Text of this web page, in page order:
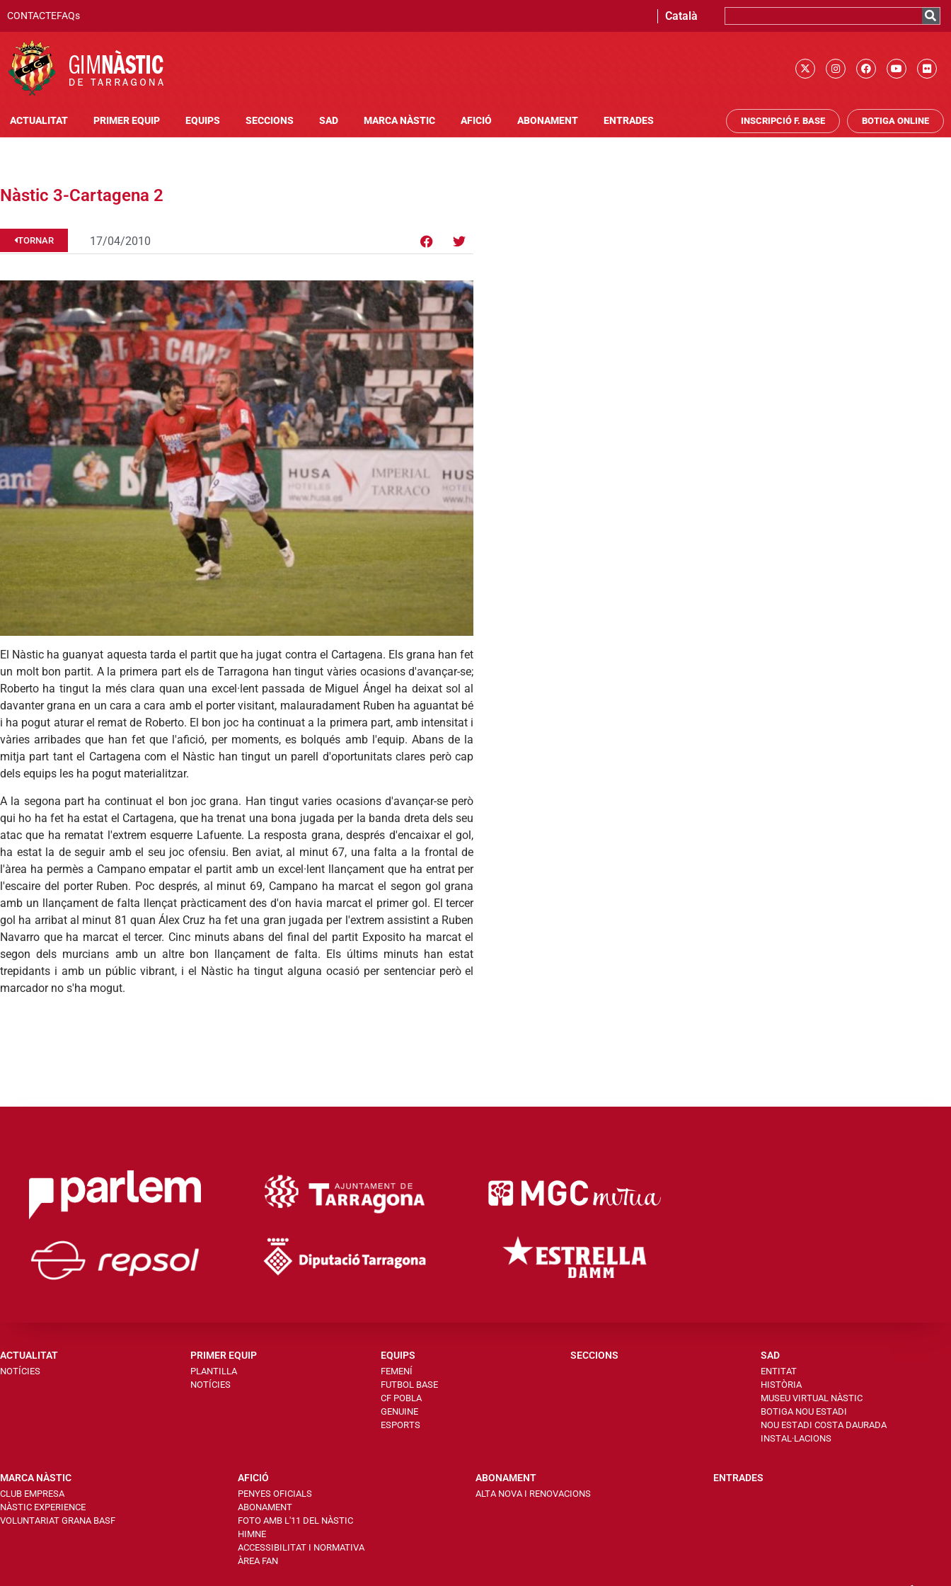
CONTACTEFAQs Català
ACTUALITAT PRIMER EQUIP EQUIPS SECCIONS SAD MARCA NÀSTIC AFICIÓ ABONAMENT ENTRADES INSCRIPCIÓ F. BASE BOTIGA ONLINE
Nàstic 3-Cartagena 2
TORNAR 17/04/2010
El Nàstic ha guanyat aquesta tarda el partit que ha jugat contra el Cartagena. Els grana han fet
un molt bon partit. A la primera part els de Tarragona han tingut vàries ocasions d'avançar-se;
Roberto ha tingut la més clara quan una excel·lent passada de Miguel Ángel ha deixat sol al
davanter grana en un cara a cara amb el porter visitant, malauradament Ruben ha aguantat bé
i ha pogut aturar el remat de Roberto. El bon joc ha continuat a la primera part, amb intensitat i
vàries arribades que han fet que l'afició, per moments, es bolqués amb l'equip. Abans de la
mitja part tant el Cartagena com el Nàstic han tingut un parell d'oportunitats clares però cap
dels equips les ha pogut materialitzar.
A la segona part ha continuat el bon joc grana. Han tingut varies ocasions d'avançar-se però
qui ho ha fet ha estat el Cartagena, que ha trenat una bona jugada per la banda dreta dels seu
atac que ha rematat l'extrem esquerre Lafuente. La resposta grana, després d'encaixar el gol,
ha estat la de seguir amb el seu joc ofensiu. Ben aviat, al minut 67, una falta a la frontal de
l'àrea ha permès a Campano empatar el partit amb un excel·lent llançament que ha entrat per
l'escaire del porter Ruben. Poc després, al minut 69, Campano ha marcat el segon gol grana
amb un llançament de falta llençat pràcticament des d'on havia marcat el primer gol. El tercer
gol ha arribat al minut 81 quan Álex Cruz ha fet una gran jugada per l'extrem assistint a Ruben
Navarro que ha marcat el tercer. Cinc minuts abans del final del partit Exposito ha marcat el
segon dels murcians amb un altre bon llançament de falta. Els últims minuts han estat
trepidants i amb un públic vibrant, i el Nàstic ha tingut alguna ocasió per sentenciar però el
marcador no s'ha mogut.
ACTUALITAT
NOTÍCIES
PRIMER EQUIP
PLANTILLA
NOTÍCIES
EQUIPS
FEMENÍ
FUTBOL BASE
CF POBLA
GENUINE
ESPORTS
SECCIONS SAD
ENTITAT
HISTÒRIA
MUSEU VIRTUAL NÀSTIC
BOTIGA NOU ESTADI
NOU ESTADI COSTA DAURADA
INSTAL·LACIONS
MARCA NÀSTIC
CLUB EMPRESA
NÀSTIC EXPERIENCE
VOLUNTARIAT GRANA BASF
AFICIÓ
PENYES OFICIALS
ABONAMENT
FOTO AMB L'11 DEL NÀSTIC
HIMNE
ACCESSIBILITAT I NORMATIVA
ÀREA FAN
ABONAMENT
ALTA NOVA I RENOVACIONS
ENTRADES